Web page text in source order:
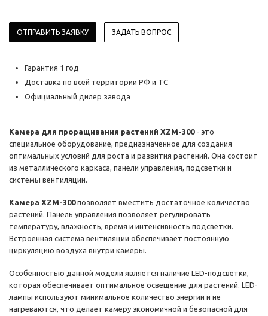
ОТПРАВИТЬ ЗАЯВКУ ЗАДАТЬ ВОПРОС
Гарантия 1 год
Доставка по всей территории РФ и ТС
Официальный дилер завода
Камера для проращивания растений XZM-300- это
специальное оборудование, предназначенное для создания
оптимальных условий для роста и развития растений. Она состоит
из металлического каркаса, панели управления, подсветки и
системы вентиляции.
Камера XZM-300позволяет вместить достаточное количество
растений. Панель управления позволяет регулировать
температуру, влажность, время и интенсивность подсветки.
Встроенная система вентиляции обеспечивает постоянную
циркуляцию воздуха внутри камеры.
Особенностью данной модели является наличие LED-подсветки,
которая обеспечивает оптимальное освещение для растений. LED-
лампы используют минимальное количество энергии и не
нагреваются, что делает камеру экономичной и безопасной для